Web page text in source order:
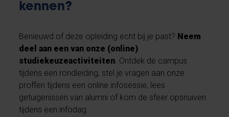
kennen?
Benieuwd of deze opleiding echt bij je past? Neem
deel aan een van onze (online)
studiekeuzeactiviteiten. Ontdek de campus
tijdens een rondleiding, stel je vragen aan onze
proffen tijdens een online infosessie, lees
getuigenissen van alumni of kom de sfeer opsnuiven
tijdens een infodag.